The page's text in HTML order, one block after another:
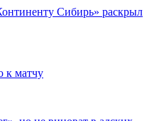
Сибирь» раскрыл
к матчу